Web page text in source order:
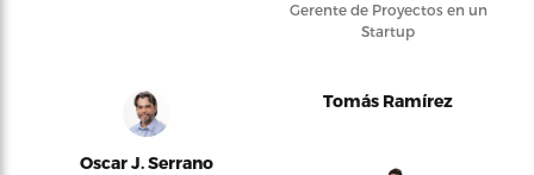
Gerente de Proyectos en un
Startup
Oscar J. Serrano
Tomás Ramírez